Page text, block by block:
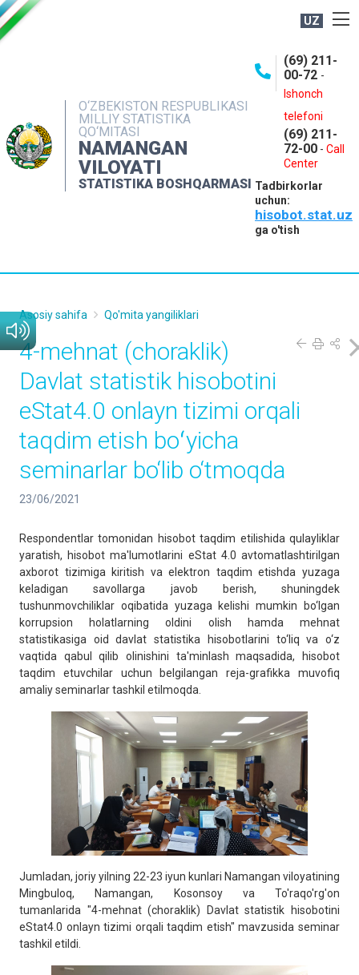
UZ
O‘ZBEKISTON RESPUBLIKASI
MILLIY STATISTIKA
QO‘MITASI
NAMANGAN
VILOYATI
STATISTIKA BOSHQARMASI
(69) 211-
00-72 -
Ishonch
telefoni
(69) 211-
72-00 - Call
Center
Tadbirkorlar
uchun:
hisobot.stat.uz
ga o'tish
NASHRLAR
INTERAKTIV XIZMATLAR
MATBUOT XIZMATI
MUROJAATLAR
Asosiy sahifa Qo'mita yangiliklari
4-mehnat (choraklik)
Davlat statistik hisobotini
eStat4.0 onlayn tizimi orqali
taqdim etish boʻyicha
seminarlar bo‘lib o‘tmoqda
23/06/2021
Respondentlar tomonidan hisobot taqdim etilishida qulayliklar
yaratish, hisobot ma'lumotlarini eStat 4.0 avtomatlashtirilgan
axborot tizimiga kiritish va elektron taqdim etishda yuzaga
keladigan savollarga javob berish, shuningdek
tushunmovchiliklar oqibatida yuzaga kelishi mumkin bo‘lgan
korrupsion holatlarning oldini olish hamda mehnat
statistikasiga oid davlat statistika hisobotlarini to‘liq va o‘z
vaqtida qabul qilib olinishini ta'minlash maqsadida, hisobot
taqdim etuvchilar uchun belgilangan reja-grafikka muvofiq
amaliy seminarlar tashkil etilmoqda.
Jumladan, joriy yilning 22-23 iyun kunlari Namangan viloyatining
Mingbuloq, Namangan, Kosonsoy va To'raqo'rg'on
tumanlarida "4-mehnat (choraklik) Davlat statistik hisobotini
eStat4.0 onlayn tizimi orqali taqdim etish" mavzusida seminar
tashkil etildi.